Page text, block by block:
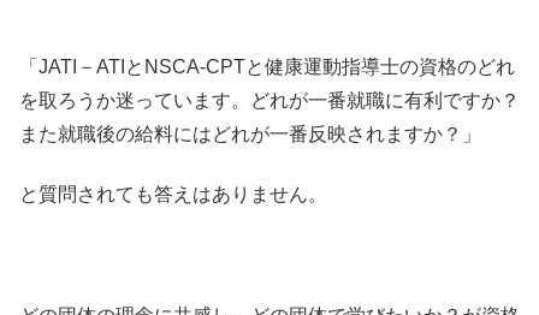
「JATI－ATIとNSCA-CPTと健康運動指導士の資格のどれ
を取ろうか迷っています。どれが一番就職に有利ですか？
また就職後の給料にはどれが一番反映されますか？」
と質問されても答えはありません。